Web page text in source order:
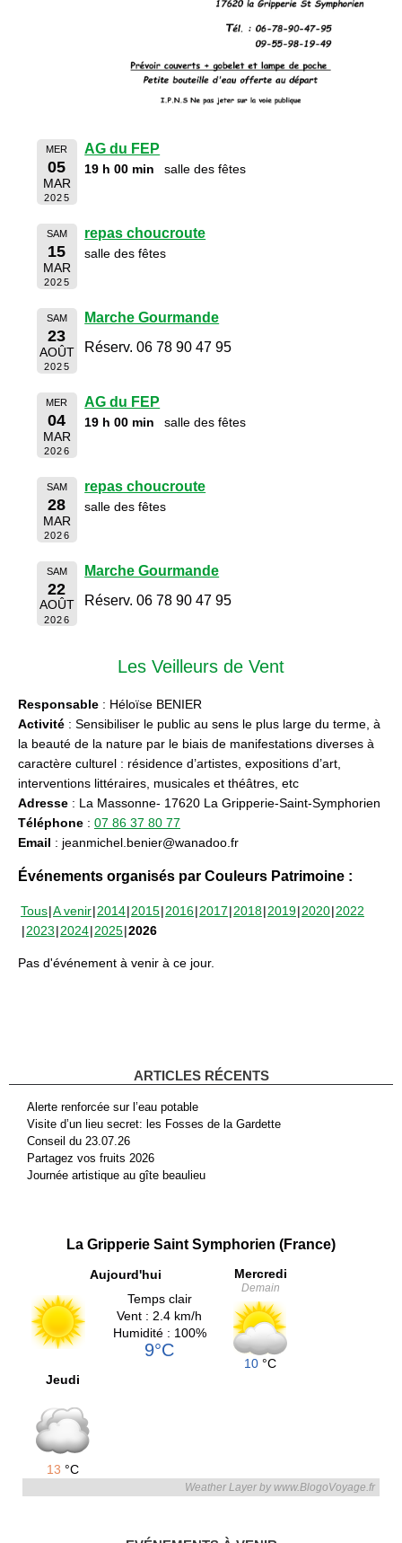
MER
05
MAR
2025
AG du FEP
19 h 00 min salle des fêtes
SAM
15
MAR
2025
repas choucroute
salle des fêtes
SAM
23
AOÛT
2025
Marche Gourmande
Réserv. 06 78 90 47 95
MER
04
MAR
2026
AG du FEP
19 h 00 min salle des fêtes
SAM
28
MAR
2026
repas choucroute
salle des fêtes
SAM
22
AOÛT
2026
Marche Gourmande
Réserv. 06 78 90 47 95
Les Veilleurs de Vent
Responsable : Héloïse BENIER
Activité : Sensibiliser le public au sens le plus large du terme, à
la beauté de la nature par le biais de manifestations diverses à
caractère culturel : résidence d’artistes, expositions d’art,
interventions littéraires, musicales et théâtres, etc
Adresse : La Massonne- 17620 La Gripperie-Saint-Symphorien
Téléphone : 07 86 37 80 77
Email : jeanmichel.benier@wanadoo.fr
Événements organisés par Couleurs Patrimoine :
Tous A venir 2014 2015 2016 2017 2018 2019 2020 2022
2023 2024 2025 2026
Pas d'événement à venir à ce jour.
ARTICLES RÉCENTS
Alerte renforcée sur l’eau potable
Visite d’un lieu secret: les Fosses de la Gardette
Conseil du 23.07.26
Partagez vos fruits 2026
Journée artistique au gîte beaulieu
La Gripperie Saint Symphorien (France)
Aujourd'hui
Temps clair
Vent : 2.4 km/h
Humidité : 100%
9°C
Mercredi
Demain
10 °C
Jeudi
13 °C
Weather Layer by www.BlogoVoyage.fr